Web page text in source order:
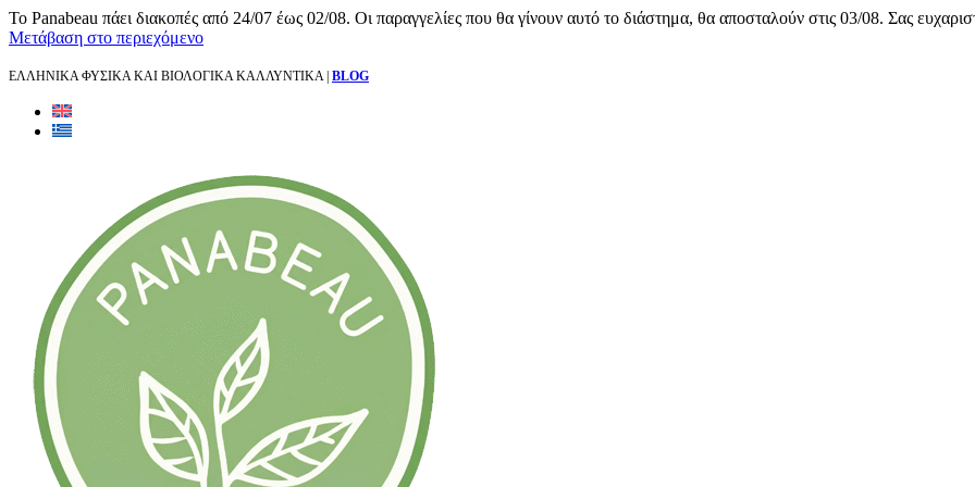
Το Panabeau πάει διακοπές από 24/07 έως 02/08. Οι παραγγελίες που θα γίνουν αυτό το διάστημα, θα αποσταλούν στις 03/08. Σας
Μετάβαση στο περιεχόμενο
ΕΛΛΗΝΙΚΑ ΦΥΣΙΚΑ ΚΑΙ ΒΙΟΛΟΓΙΚΑ ΚΑΛΛΥΝΤΙΚΑ | BLOG